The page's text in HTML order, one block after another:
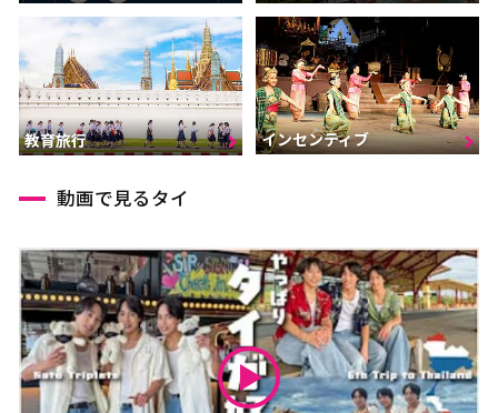
教育旅行 インセンティブ
動画で見るタイ